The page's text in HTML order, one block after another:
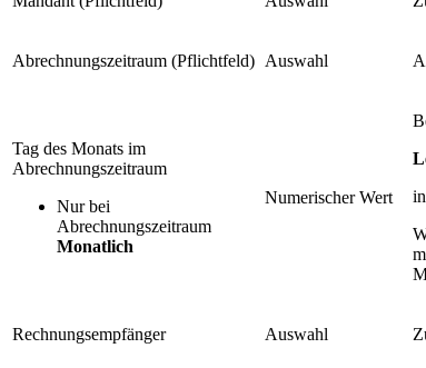
Abrechnungszeitraum (Pflichtfeld) Auswahl
Tag des Monats im
Abrechnungszeitraum
Nur bei
Abrechnungszeitraum
Monatlich
Numerischer Wert
Rechnungsempfänger Auswahl